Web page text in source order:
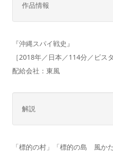
作品情報
『沖縄スパイ戦史』
［2018年／日本／114分／ビスタ
配給会社：東風
解説
「標的の村」「標的の島 風か